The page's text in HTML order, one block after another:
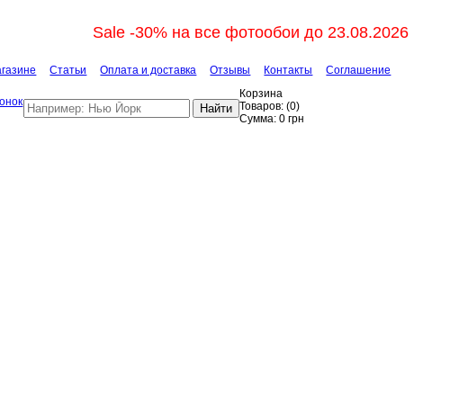
Sale -30% на все фотообои до 23.08.2026
Статьи Оплата и доставка Отзывы Контакты Соглашение
Найти
Корзина
Товаров: (0)
Сумма: 0 грн